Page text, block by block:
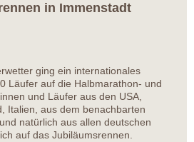
in Immenstadt
ging ein internationales
Läufer auf die Halbmarathon- und
und Läufer aus den USA,
Italien, aus dem benachbarten
natürlich aus allen deutschen
auf das Jubiläumsrennen.